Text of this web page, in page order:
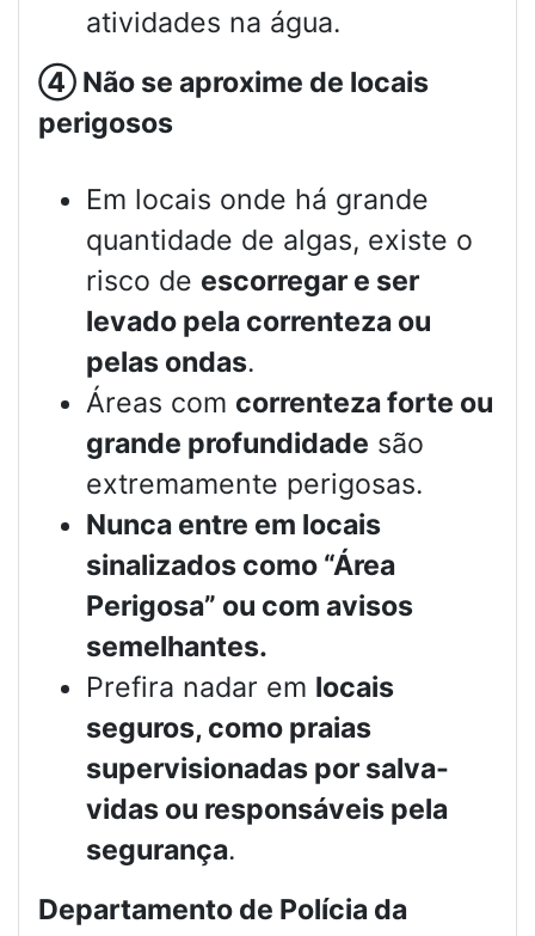
atividades na água.
④ Não se aproxime de locais
perigosos
Em locais onde há grande
quantidade de algas, existe o
risco de escorregar e ser
levado pela correnteza ou
pelas ondas.
Áreas com correnteza forte ou
grande profundidade são
extremamente perigosas.
Nunca entre em locais
sinalizados como “Área
Perigosa” ou com avisos
semelhantes.
Prefira nadar em locais
seguros, como praias
supervisionadas por salva-
vidas ou responsáveis pela
segurança.
Departamento de Polícia da